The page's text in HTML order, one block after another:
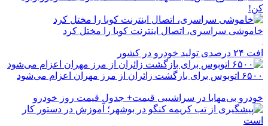
کن!
خاموشی سراسری، اتصال اینترنت کوبا را مختل کرد
افت ۲۴ درصدی تولید خودرو در کشور
۶۵۰۰ اتوبوس برای بازگشت زائران از مرز مهران اعزام می‌شود
خودرو بی‌مهابا در سراشیبی قیمت+ جدول قیمت روز خودرو